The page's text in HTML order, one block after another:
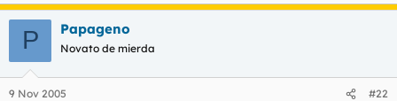
P Papageno
Novato de mierda
9 Nov 2005 #22